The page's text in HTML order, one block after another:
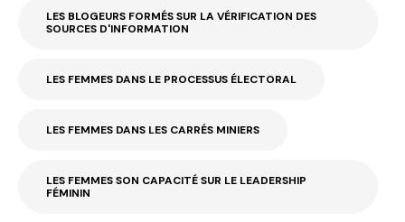
LES BLOGEURS FORMÉS SUR LA VÉRIFICATION DES
SOURCES D'INFORMATION
LES FEMMES DANS LE PROCESSUS ÉLECTORAL
LES FEMMES DANS LES CARRÉS MINIERS
LES FEMMES SON CAPACITÉ SUR LE LEADERSHIP
FÉMININ